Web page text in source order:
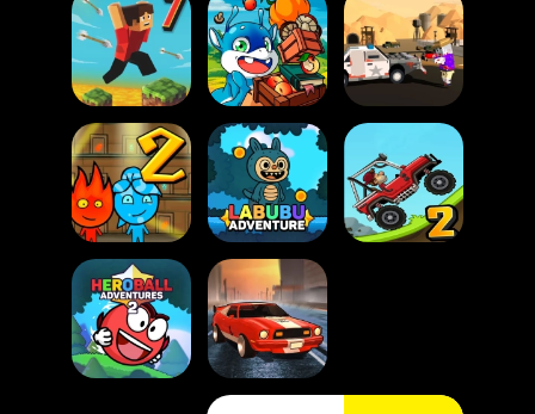
Parkour Block 7 لعبة بابا بوزجا
لعبة الزومبي ديربي:
النجاة بالبكسل
لعبة ولد النار وبنت
الماء 2 في معبد
الضوء
لعبة مغامرات لابوبو